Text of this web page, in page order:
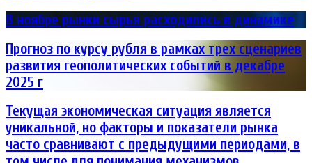
В ноябре рынки сырья расходились в динамике
Прогноз по курсу рубля в рамках трех сценариев
развития геополитических событий в декабре
2025 г
Текущая экономическая ситуация является
уникальной, но факторы и показатели рынка
часто сравнивают с предыдущими периодами, в